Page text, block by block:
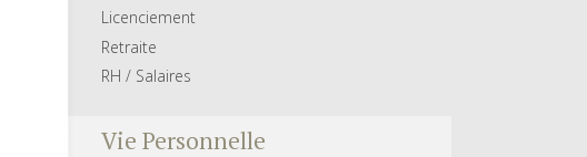
Licenciement
Retraite
RH / Salaires
Vie Personnelle